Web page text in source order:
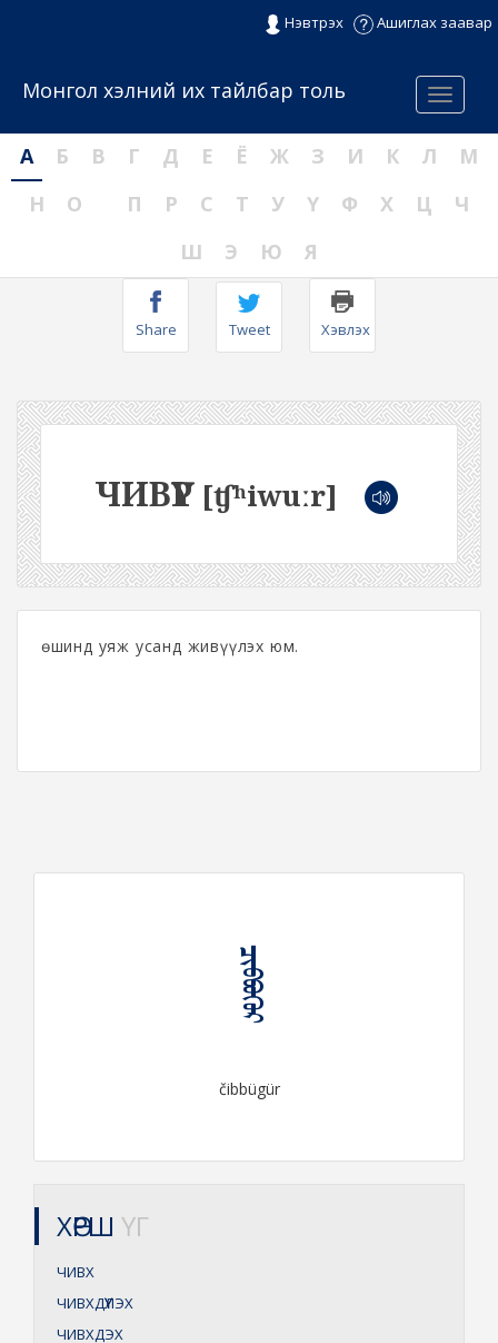
Нэвтрэх Ашиглах заавар
Menu
Монгол хэлний их тайлбар толь
А Б В Г Д Е Ё Ж З И К Л
М
Н
О П Р С Т У Ү Ф Х Ц
Ч
Ш
Э Ю Я
Share Tweet Хэвлэх
ЧИВҮҮР [ʧʰiwuːr]
Өөшинд уяж усанд живүүлэх юм.
ᠴᠢᠪᠪᠦᠭᠦᠷ
čibbügür
ХӨРШ ҮГ
ЧИВХ
ЧИВХДҮҮЛЭХ
ЧИВХДЭХ